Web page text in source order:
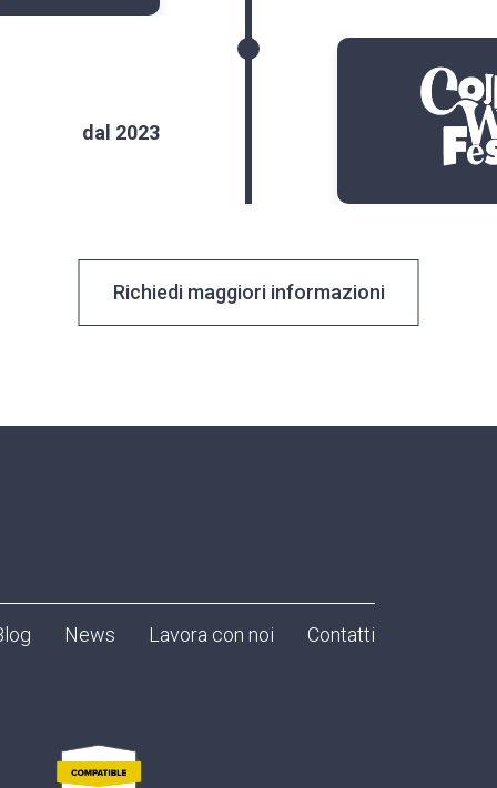
dal 2023
Richiedi maggiori informazioni
News Lavora con noi Contatti